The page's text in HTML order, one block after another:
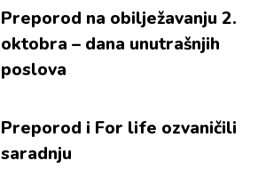
Preporod na obilježavanju 2.
oktobra – dana unutrašnjih
poslova
Preporod i For life ozvaničili
saradnju